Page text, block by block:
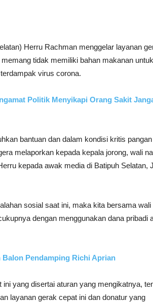
Herru Rachman menggelar layanan
tidak memiliki bahan makanan untuk
virus corona.
Politik Menyikapi Orang Sakit
bantuan dan dalam kondisi kritis pangan
melaporkan kepada kepala jorong, wali
kepada awak media di Batipuh Selatan,
sosial saat ini, maka kita bersama wali
dengan menggunakan dana pribadi
Pendamping Richi Aprian
yang disertai aturan yang mengikatnya,
layanan gerak cepat ini dan donatur yang